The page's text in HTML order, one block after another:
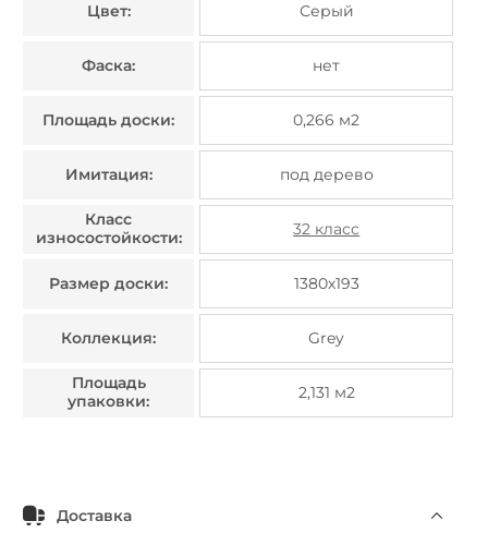
Доставка
Цвет: Серый
Фаска: нет
Площадь доски: 0,266 м2
Имитация: под дерево
Класс
износостойкости:
32 класс
Размер доски: 1380х193
Коллекция: Grey
Площадь
упаковки:
2,131 м2